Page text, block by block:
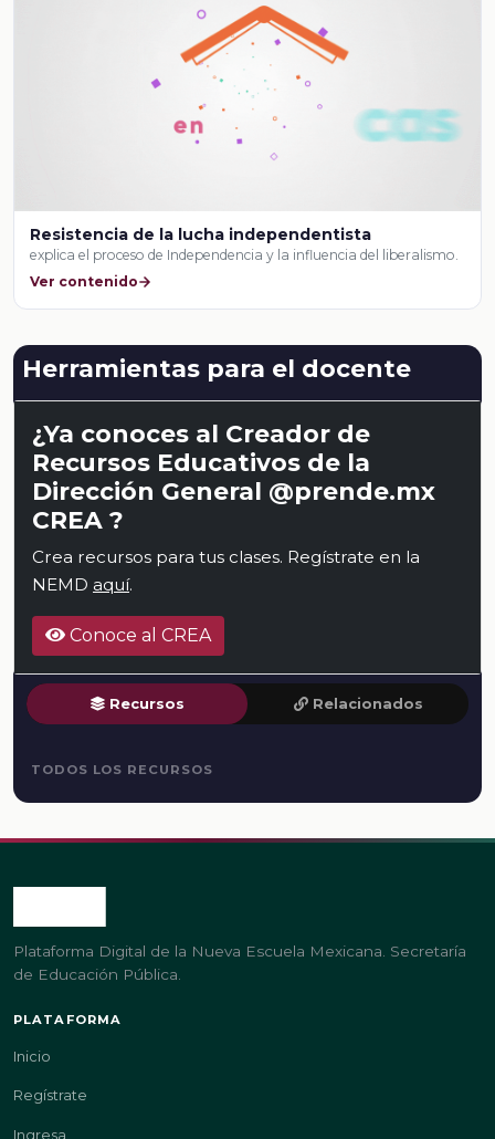
Resistencia de la lucha independentista
explica el proceso de Independencia y la influencia del liberalismo.
Ver contenido
Herramientas para el docente
¿Ya conoces al Creador de
Recursos Educativos de la
Dirección General @prende.mx
CREA ?
Crea recursos para tus clases. Regístrate en la
NEMD aquí.
Conoce al CREA
Recursos Relacionados
TODOS LOS RECURSOS
Plataforma Digital de la Nueva Escuela Mexicana. Secretaría
de Educación Pública.
PLATAFORMA
Inicio
Regístrate
Ingresa